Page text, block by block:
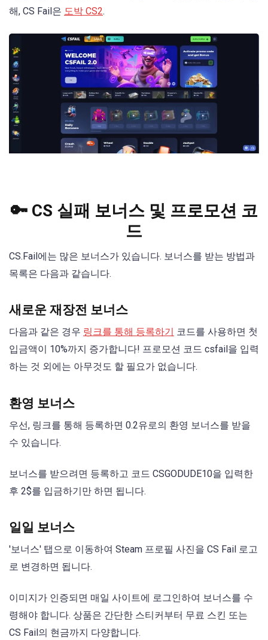
해, CS Fail은 도박 CS2.
🔑 CS 실패 보너스 및 프로모션 코
드
CS.Fail에는 많은 보너스가 있습니다. 보너스를 받는 방법과
목록은 다음과 같습니다.
새로운 재장전 보너스
다음과 같은 경우 링크를 통해 등록하기
코드를 사용하면 첫
입금액이 10%까지 증가합니다! 프로모션 코드 csfail을 입력
하는 것 외에는 아무것도 할 필요가 없습니다.
환영 보너스
우선, 링크를 통해 등록하면 0.2유로의 환영 보너스를 받을
수 있습니다.
보너스를 받으려면 등록하고 코드 CSGODUDE10을 입력한
후 2$를 입금하기만 하면 됩니다.
일일 보너스
'보너스' 탭으로 이동하여 Steam 프로필 사진을 CS Fail 로고
로 변경하면 됩니다.
이미지가 인증되면 매일 사이트에 로그인하여 보너스를 수
령해야 합니다. 상품은 간단한 스티커부터 무료 스킨 또는
CS Fail의 현금까지 다양합니다.